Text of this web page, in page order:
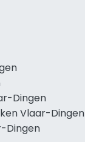
Dingen
Vlaar-Dingen
Dingen